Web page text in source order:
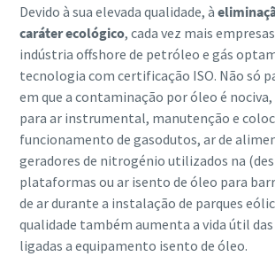
Devido à sua elevada qualidade, à
caráter ecológico, cada vez mais
indústria offshore de petróleo e gás
tecnologia com certificação ISO. Não só
em que a contaminação por óleo é
para ar instrumental, manutenção e
funcionamento de gasodutos, ar de
geradores de nitrogénio utilizados na
plataformas ou ar isento de óleo para
de ar durante a instalação de parques
qualidade também aumenta a vida útil
ligadas a equipamento isento de óleo.